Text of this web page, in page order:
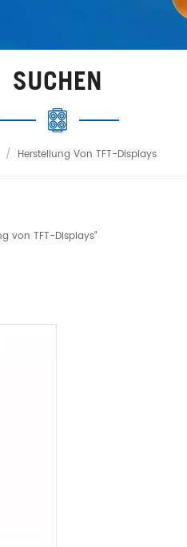
SUCHEN
/ Herstellung Von TFT-Displays
von TFT-Displays"